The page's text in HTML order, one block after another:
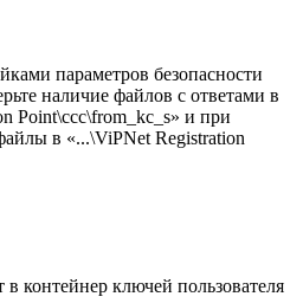
параметров безопасности
наличие файлов с ответами в
Point\ccc\from_kc_s» и при
в «...\ViPNet Registration
в контейнер ключей пользователя